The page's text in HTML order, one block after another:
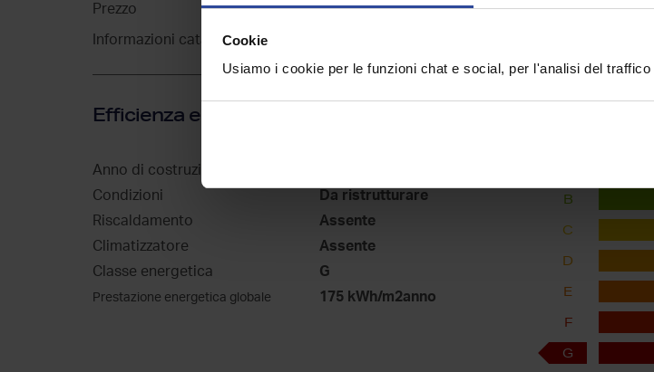
Cookie
Usiamo i cookie per le funzioni chat e social, per l'analisi del
Prezzo € 55.000
Informazioni catastali
Efficienza energetica
Anno di costruzione
Condizioni
Da ristrutturare
Riscaldamento
Assente
Climatizzatore
Assente
Classe energetica
G
Prestazione energetica globale 175 kWh/m2anno
B
C
D
E
F
G